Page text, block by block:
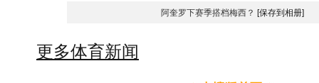
阿奎罗下赛季搭档梅西？ [保存到相册]
更多体育新闻